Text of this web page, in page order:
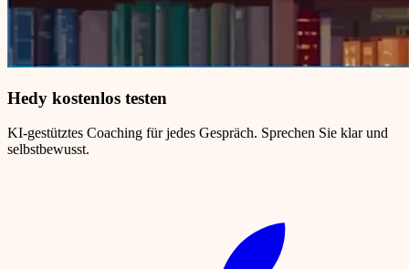
Hedy kostenlos testen
KI-gestütztes Coaching für jedes Gespräch. Sprechen Sie klar und
selbstbewusst.